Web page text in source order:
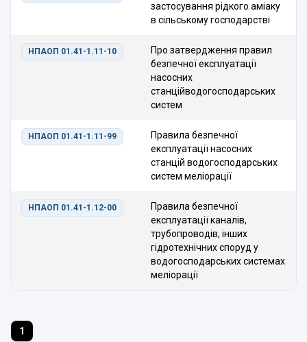
застосування рідкого аміаку
в сільському господарстві
НПАОП 01.41-1.11-10
Про затвердження правил
безпечної експлуатації
насосних
станційводогосподарських
систем
НПАОП 01.41-1.11-99
Правила безпечної
експлуатації насосних
станцій водогосподарських
систем меліорації
НПАОП 01.41-1.12-00
Правила безпечної
експлуатації каналів,
трубопроводів, інших
гідротехнічних споруд у
водогосподарських системах
меліорації
1